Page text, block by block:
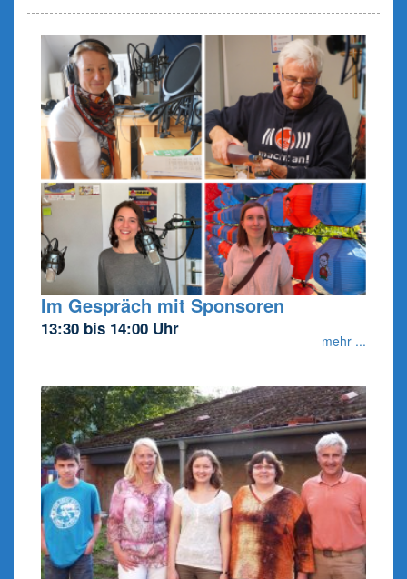
Im Gespräch mit Sponsoren
13:30 bis 14:00 Uhr
mehr ...